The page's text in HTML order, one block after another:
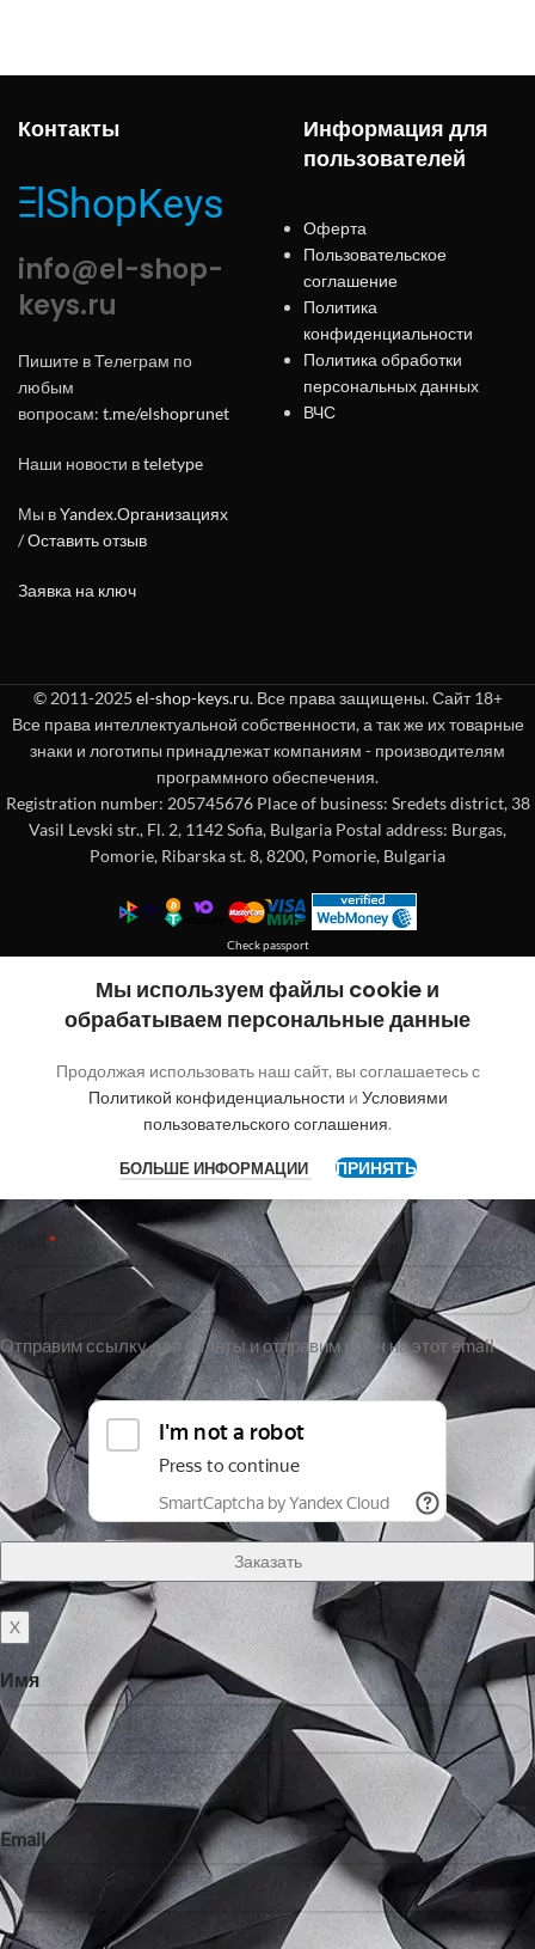
Контакты
info@el-shop-
keys.ru
Пишите в Телеграм по
любым
вопросам: t.me/elshoprunet
Наши новости вteletype
Мы вYandex.Организациях
/Оставить отзыв
Заявка на ключ
Информация для
пользователей
Оферта
Пользовательское
соглашение
Политика
конфиденциальности
Политика обработки
персональных данных
ВЧС
© 2011-2025 el-shop-keys.ru. Все права защищены. Сайт 18+
Все права интеллектуальной собственности, а так же их товарные
знаки и логотипы принадлежат компаниям - производителям
программного обеспечения.
Registration number: 205745676 Place of business: Sredets district, 38
Vasil Levski str., Fl. 2, 1142 Sofia, Bulgaria Postal address: Burgas,
Pomorie, Ribarska st. 8, 8200, Pomorie, Bulgaria
Check passport
Мы используем файлы cookie и
обрабатываем персональные данные
Продолжая использовать наш сайт, вы соглашаетесь с
Политикой конфиденциальности и Условиями
пользовательского соглашения.
БОЛЬШЕ ИНФОРМАЦИИ ПРИНЯТЬ
Покупка без регистрации
"обозначает обязательные поля
Email *
Отправим ссылку для оплаты и отправим ключ на этот email
X
Имя
Email